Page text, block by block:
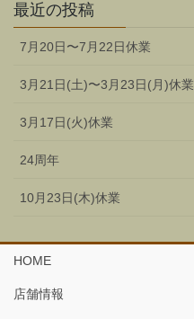
最近の投稿
7月20日〜7月22日休業
3月21日(土)〜3月23日(月)休業
3月17日(火)休業
24周年
10月23日(木)休業
HOME
店舗情報